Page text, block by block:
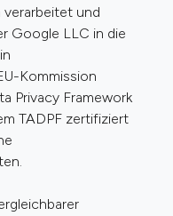
verarbeitet und
Google LLC in die
Kommission
Privacy Framework
TADPF zertifiziert